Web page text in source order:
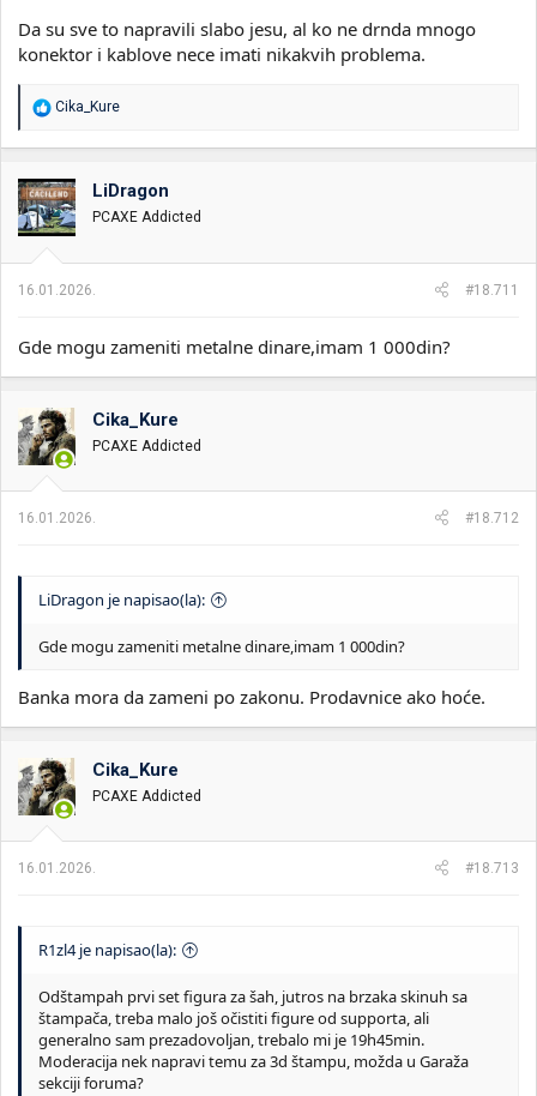
Da su sve to napravili slabo jesu, al ko ne drnda mnogo
konektor i kablove nece imati nikakvih problema.
R
a
o
v
a
n
:
Cika_Kure
LiDragon
PCAXE Addicted
16.01.2026. #18.711
Gde mogu zameniti metalne dinare,imam 1 000din?
Cika_Kure
PCAXE Addicted
16.01.2026. #18.712
LiDragon je napisao(la):
Gde mogu zameniti metalne dinare,imam 1 000din?
Banka mora da zameni po zakonu. Prodavnice ako hoće.
Cika_Kure
PCAXE Addicted
16.01.2026. #18.713
R1zl4 je napisao(la):
Odštampah prvi set figura za šah, jutros na brzaka skinuh sa
štampača, treba malo još očistiti figure od supporta, ali
generalno sam prezadovoljan, trebalo mi je 19h45min.
Moderacija nek napravi temu za 3d štampu, možda u Garaža
sekciji foruma?